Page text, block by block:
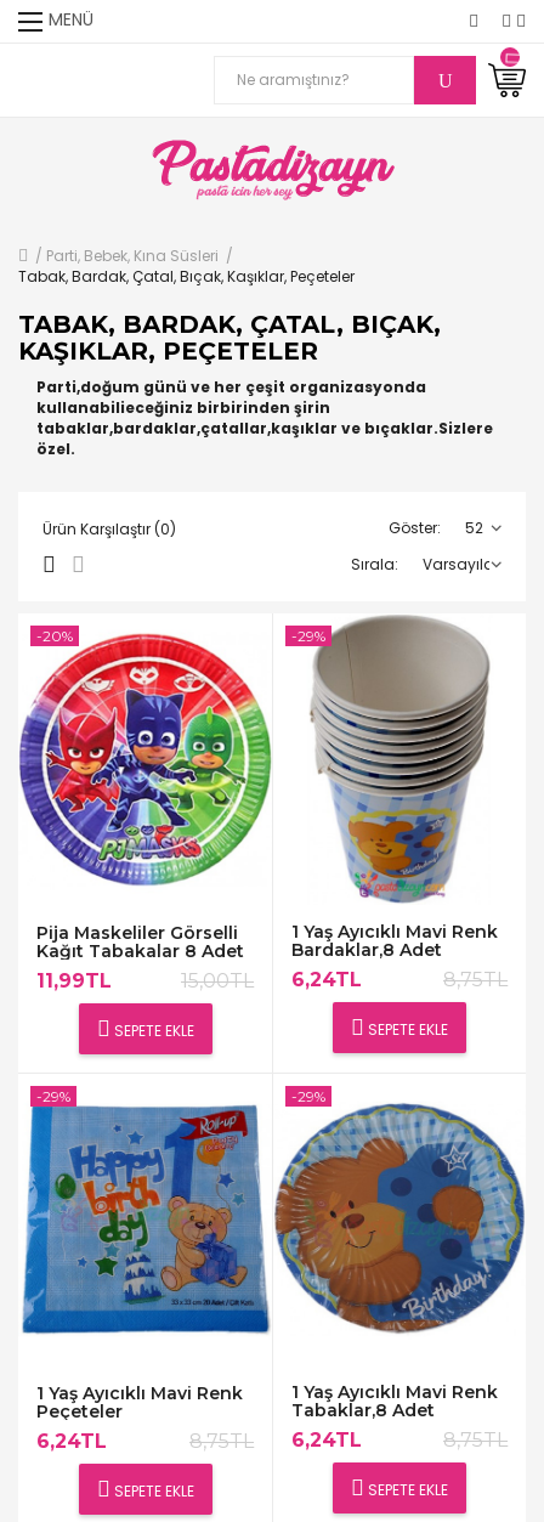
MENÜ
Parti, Bebek, Kına Süsleri
Tabak, Bardak, Çatal, Bıçak, Kaşıklar, Peçeteler
TABAK, BARDAK, ÇATAL, BIÇAK,
KAŞIKLAR, PEÇETELER
Parti,doğum günü ve her çeşit organizasyonda
kullanabilieceğiniz birbirinden şirin
tabaklar,bardaklar,çatallar,kaşıklar ve bıçaklar.Sizlere
özel.
Ürün Karşılaştır (0)
Göster:
Sırala:
Pija Maskeliler Görselli
Kağıt Tabakalar 8 Adet
11,99TL 15,00TL
SEPETE EKLE
-20%
1 Yaş Ayıcıklı Mavi Renk
Bardaklar,8 Adet
6,24TL 8,75TL
SEPETE EKLE
-29%
1 Yaş Ayıcıklı Mavi Renk
Peçeteler
6,24TL 8,75TL
SEPETE EKLE
-29%
1 Yaş Ayıcıklı Mavi Renk
Tabaklar,8 Adet
6,24TL 8,75TL
SEPETE EKLE
-29%